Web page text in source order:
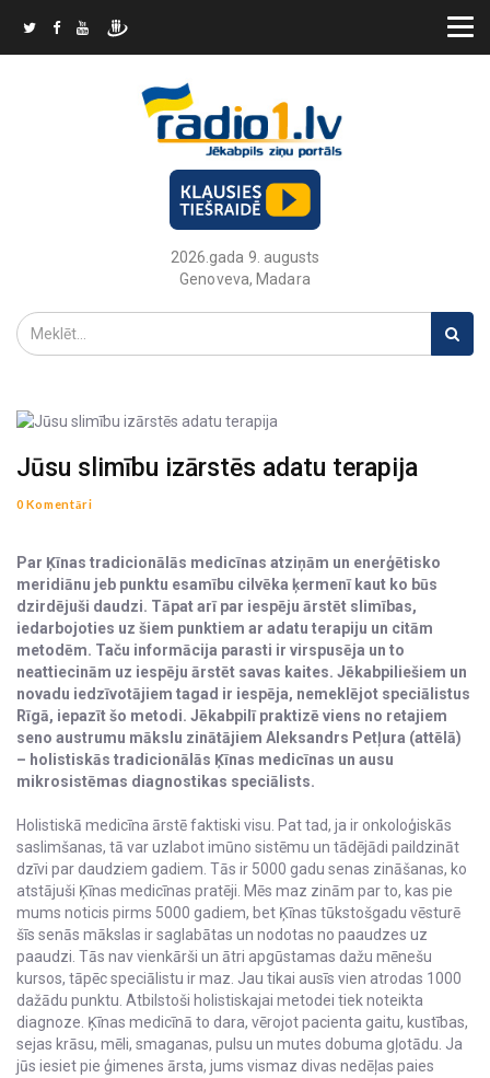
2026.gada 9. augusts
Genoveva, Madara
Jūsu slimību izārstēs adatu terapija
0 Komentāri
Par Ķīnas tradicionālās medicīnas atziņām un enerģētisko
meridiānu jeb punktu esamību cilvēka ķermenī kaut ko būs
dzirdējuši daudzi. Tāpat arī par iespēju ārstēt slimības,
iedarbojoties uz šiem punktiem ar adatu terapiju un citām
metodēm. Taču informācija parasti ir virspusēja un to
neattiecinām uz iespēju ārstēt savas kaites. Jēkabpiliešiem un
novadu iedzīvotājiem tagad ir iespēja, nemeklējot speciālistus
Rīgā, iepazīt šo metodi. Jēkabpilī praktizē viens no retajiem
seno austrumu mākslu zinātājiem Aleksandrs Petļura (attēlā)
– holistiskās tradicionālās Ķīnas medicīnas un ausu
mikrosistēmas diagnostikas speciālists.
Holistiskā medicīna ārstē faktiski visu. Pat tad, ja ir onkoloģiskās
saslimšanas, tā var uzlabot imūno sistēmu un tādējādi paildzināt
dzīvi par daudziem gadiem. Tās ir 5000 gadu senas zināšanas, ko
atstājuši Ķīnas medicīnas pratēji. Mēs maz zinām par to, kas pie
mums noticis pirms 5000 gadiem, bet Ķīnas tūkstošgadu vēsturē
šīs senās mākslas ir saglabātas un nodotas no paaudzes uz
paaudzi. Tās nav vienkārši un ātri apgūstamas dažu mēnešu
kursos, tāpēc speciālistu ir maz. Jau tikai ausīs vien atrodas 1000
dažādu punktu. Atbilstoši holistiskajai metodei tiek noteikta
diagnoze. Ķīnas medicīnā to dara, vērojot pacienta gaitu, kustības,
sejas krāsu, mēli, smaganas, pulsu un mutes dobuma gļotādu. Ja
jūs iesiet pie ģimenes ārsta, jums vismaz divas nedēļas paies